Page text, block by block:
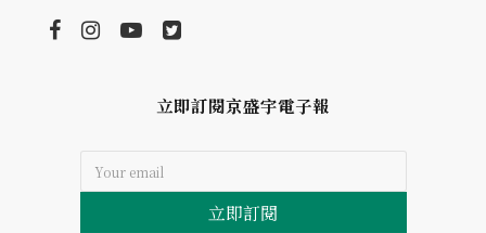
立即訂閱京盛宇電子報
立即訂閱